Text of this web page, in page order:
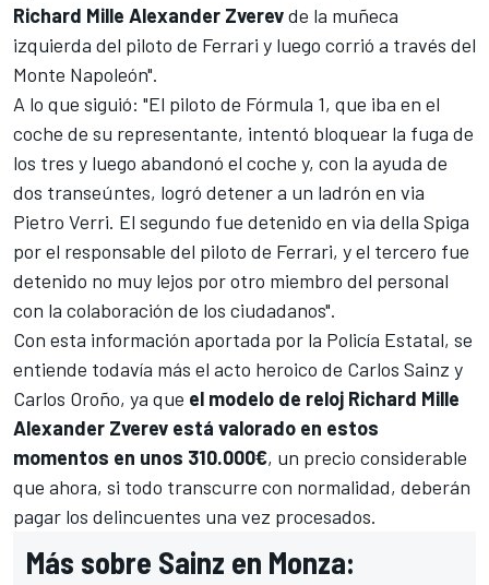
Richard Mille Alexander Zverevde la muñeca
izquierda del piloto de Ferrari y luego corrió a través del
Monte Napoleón".
A lo que siguió: "El piloto de Fórmula 1, que iba en el
coche de su representante, intentó bloquear la fuga de
los tres y luego abandonó el coche y, con la ayuda de
dos transeúntes, logró detener a un ladrón en via
Pietro Verri. El segundo fue detenido en via della Spiga
por el responsable del piloto de Ferrari, y el tercero fue
detenido no muy lejos por otro miembro del personal
con la colaboración de los ciudadanos".
Con esta información aportada por la Policía Estatal, se
entiende todavía más el acto heroico de Carlos Sainz y
Carlos Oroño, ya que el modelo de reloj Richard Mille
Alexander Zverev está valorado en estos
momentos en unos 310.000€, un precio considerable
que ahora, si todo transcurre con normalidad, deberán
pagar los delincuentes una vez procesados.
Más sobre Sainz en Monza: